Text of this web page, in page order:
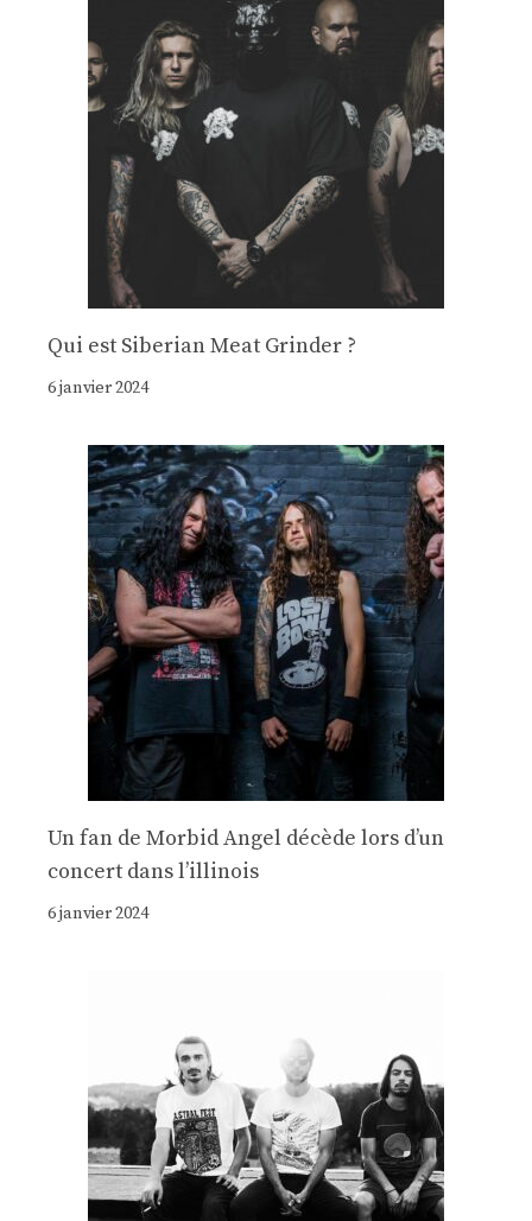
Qui est Siberian Meat Grinder ?
6 janvier 2024
Un fan de Morbid Angel décède lors d’un
concert dans l’illinois
6 janvier 2024